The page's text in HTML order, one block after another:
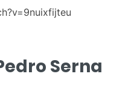
Serna